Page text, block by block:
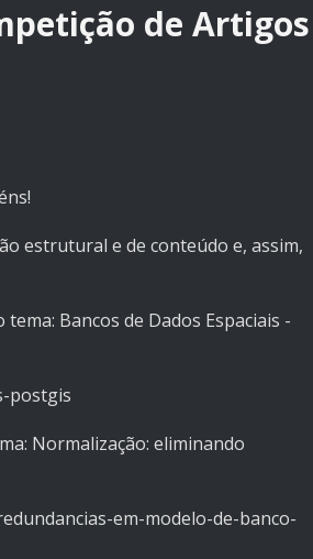
de Artigos
estrutural e de conteúdo e, assim,
Bancos de Dados Espaciais -
postgis
Normalização: eliminando
em-modelo-de-banco-